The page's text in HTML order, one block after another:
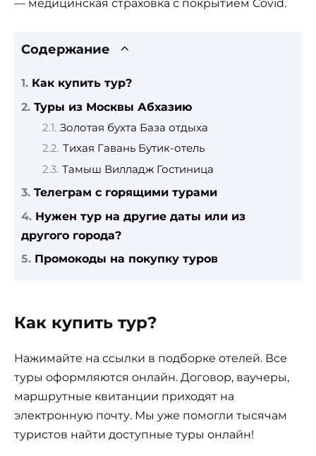
— медицинская страховка с покрытием Covid.
Содержание
Как купить тур?
Туры из Москвы Абхазию
Золотая бухта База отдыха
Тихая Гавань Бутик-отель
Тамыш Вилладж Гостиница
Телеграм с горящими турами
Нужен тур на другие даты или из
другого города?
Промокоды на покупку туров
Как купить тур?
Нажимайте на ссылки в подборке отелей. Все
туры оформляются онлайн. Договор, ваучеры,
маршрутные квитанции приходят на
электронную почту. Мы уже помогли тысячам
туристов найти доступные туры онлайн!